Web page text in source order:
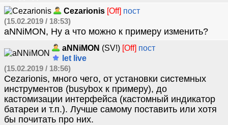
Cezarionis [Off] пост
(15.02.2019 / 18:53)
aNNiMON, Ну а что можно к примеру изменить?
aNNiMON (SV!) [Off] пост
let live
(15.02.2019 / 18:56)
Cezarionis, много чего, от установки системных
инструментов (busybox к примеру), до
кастомизации интерфейса (кастомный индикатор
батареи и т.п.). Лучше самому поставить или хотя
бы почитать про них.